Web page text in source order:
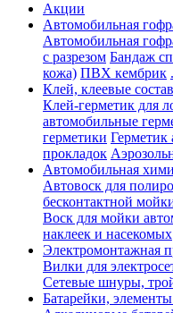
Акции
Автомобильная
Автомобильная
с разрезом Бандаж
кожа) ПВХ кембрик
Клей, клеевые
Клей-герметик для
автомобильные
герметики Герметик
прокладок
Автомобильная
Автовоск для
бесконтактной
Воск для мойки
наклеек и насекомых
Электромонтажная
Вилки для
Сетевые шнуры,
Батарейки,